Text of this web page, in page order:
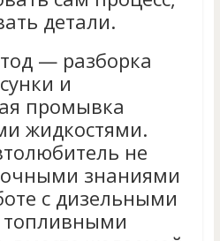
детали.
— разборка
и
промывка
жидкостями.
не
знаниями
с дизельными
топливными